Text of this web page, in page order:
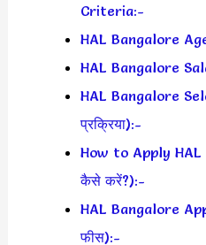
Criteria:-
HAL Bangalore
HAL Bangalore
HAL Bangalore
प्रक्रिया):-
How to Apply
कैसे करें?):-
HAL Bangalore
फीस):-